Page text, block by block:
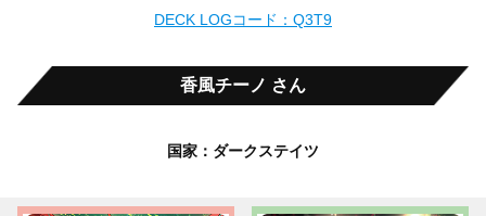
DECK LOGコード：Q3T9
香風チーノ さん
国家：ダークステイツ